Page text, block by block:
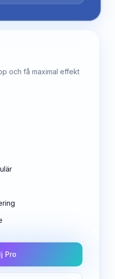
och få maximal effekt
Pro